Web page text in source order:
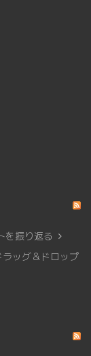
を振り返る
ッグ＆ドロップ